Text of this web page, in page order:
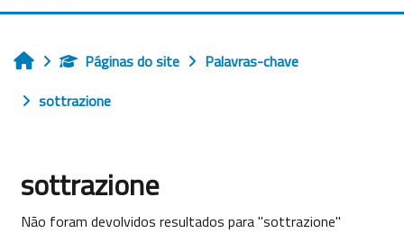
InícioPáginas do site
Palavras-chave
sottrazione
sottrazione
Não foram devolvidos resultados para "sottrazione"